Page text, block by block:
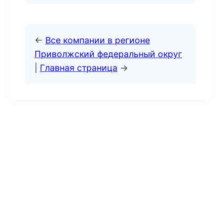
← Все компании в регионе
Приволжский федеральный округ
Главная страница →